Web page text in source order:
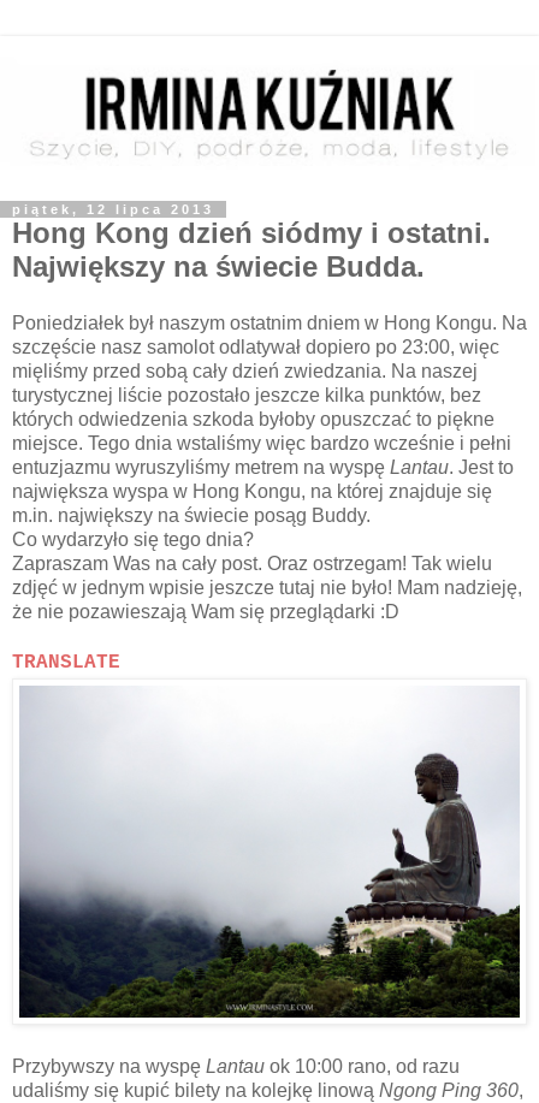
piątek, 12 lipca 2013
Hong Kong dzień siódmy i ostatni.
Największy na świecie Budda.
Poniedziałek był naszym ostatnim dniem w Hong Kongu. Na
szczęście nasz samolot odlatywał dopiero po 23:00, więc
mięliśmy przed sobą cały dzień zwiedzania. Na naszej
turystycznej liście pozostało jeszcze kilka punktów, bez
których odwiedzenia szkoda byłoby opuszczać to piękne
miejsce. Tego dnia wstaliśmy więc bardzo wcześnie i pełni
entuzjazmu wyruszyliśmy metrem na wyspę Lantau. Jest to
największa wyspa w Hong Kongu, na której znajduje się
m.in. największy na świecie posąg Buddy.
Co wydarzyło się tego dnia?
Zapraszam Was na cały post. Oraz ostrzegam! Tak wielu
zdjęć w jednym wpisie jeszcze tutaj nie było! Mam nadzieję,
że nie pozawieszają Wam się przeglądarki :D
TRANSLATE
Przybywszy na wyspę Lantau ok 10:00 rano, od razu
udaliśmy się kupić bilety na kolejkę linową Ngong Ping 360,